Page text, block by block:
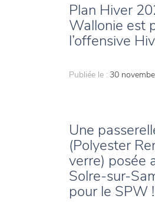
Plan Hiver
Wallonie est
l’offensive
Publiée le : 30
Une
(Polyester
verre) posée
Solre-sur-
pour le SPW !